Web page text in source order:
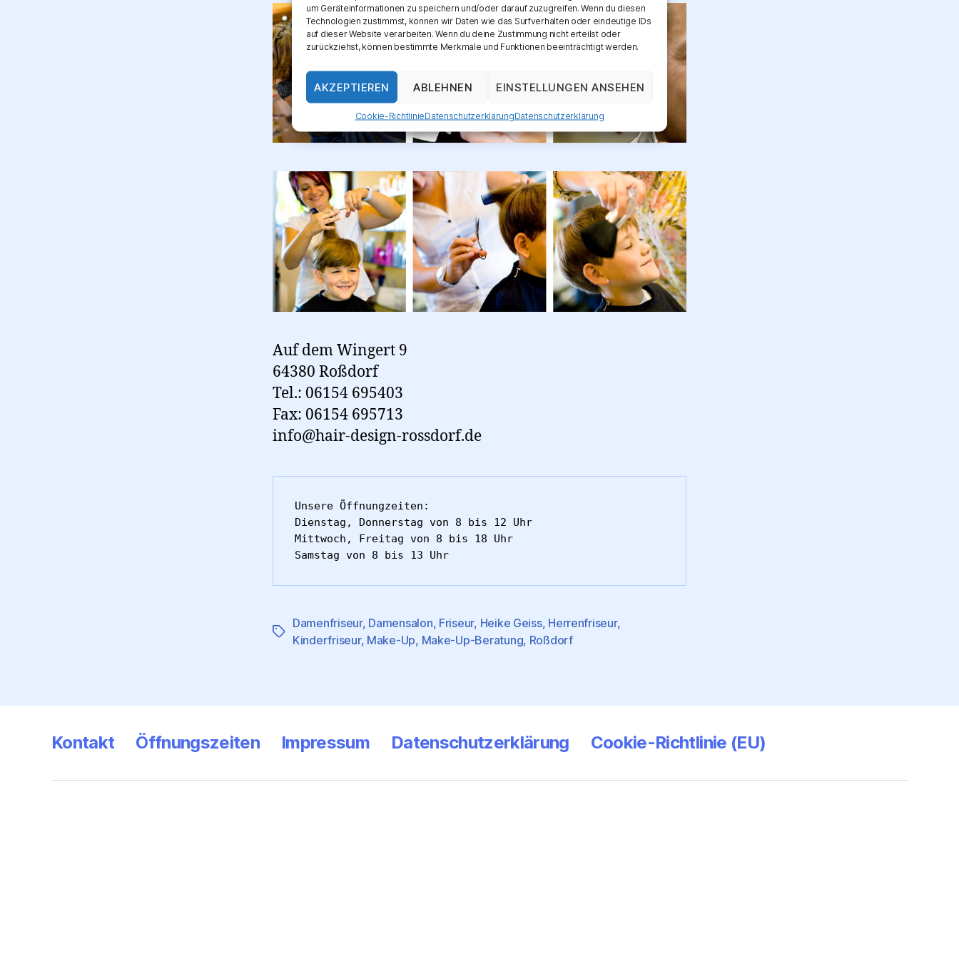
um Geräteinformationen zu speichern und/oder darauf zuzugreifen. Wenn du diesen
Technologien zustimmst, können wir Daten wie das Surfverhalten oder eindeutige IDs
auf dieser Website verarbeiten. Wenn du deine Zustimmung nicht erteilst oder
zurückziehst, können bestimmte Merkmale und Funktionen beeinträchtigt werden.
AKZEPTIEREN ABLEHNEN EINSTELLUNGEN ANSEHEN
Cookie-RichtlinieDatenschutzerklärungDatenschutzerklärung
Auf dem Wingert 9
64380 Roßdorf
Tel.: 06154 695403
Fax: 06154 695713
info@hair-design-rossdorf.de
Unsere Öffnungzeiten:
Dienstag, Donnerstag von 8 bis 12 Uhr
Mittwoch, Freitag von 8 bis 18 Uhr
Samstag von 8 bis 13 Uhr
Schlagwörter
Damenfriseur, Damensalon, Friseur, Heike Geiss, Herrenfriseur,
Kinderfriseur, Make-Up, Make-Up-Beratung, Roßdorf
Kontakt Öffnungszeiten Impressum Datenschutzerklärung Cookie-Richtlinie (EU)